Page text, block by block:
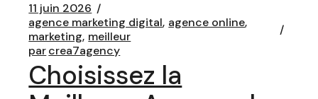
11 juin 2026
agence marketing digital agence online
marketing meilleur
parcrea7agency
Choisissez la